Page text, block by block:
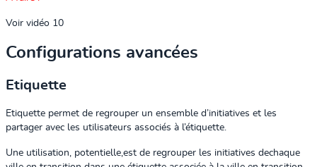
Voir vidéo 10
Configurations avancées
Etiquette
Etiquette permet de regrouper un ensemble d’initiatives et les
partager avec les utilisateurs associés à l’étiquette.
Une utilisation, potentielle,est de regrouper les initiatives dechaque